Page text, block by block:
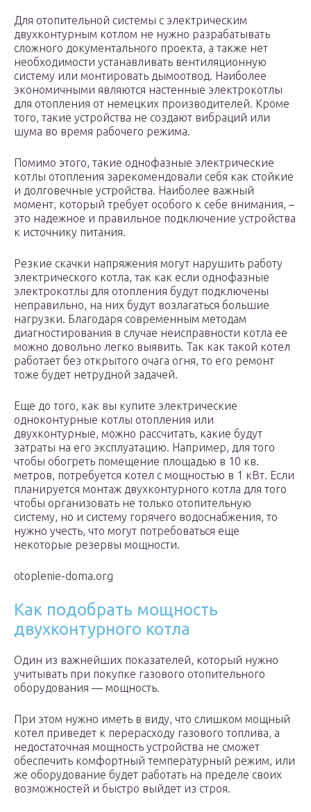
Для отопительной системы с электрическим
двухконтурным котлом не нужно разрабатывать
сложного документального проекта, а также нет
необходимости устанавливать вентиляционную
систему или монтировать дымоотвод. Наиболее
экономичными являются настенные электрокотлы
для отопления от немецких производителей. Кроме
того, такие устройства не создают вибраций или
шума во время рабочего режима.
Помимо этого, такие однофазные электрические
котлы отопления зарекомендовали себя как стойкие
и долговечные устройства. Наиболее важный
момент, который требует особого к себе внимания, –
это надежное и правильное подключение устройства
к источнику питания.
Резкие скачки напряжения могут нарушить работу
электрического котла, так как если однофазные
электрокотлы для отопления будут подключены
неправильно, на них будут возлагаться большие
нагрузки. Благодаря современным методам
диагностирования в случае неисправности котла ее
можно довольно легко выявить. Так как такой котел
работает без открытого очага огня, то его ремонт
тоже будет нетрудной задачей.
Еще до того, как вы купите электрические
одноконтурные котлы отопления или
двухконтурные, можно рассчитать, какие будут
затраты на его эксплуатацию. Например, для того
чтобы обогреть помещение площадью в 10 кв.
метров, потребуется котел с мощностью в 1 кВт. Если
планируется монтаж двухконтурного котла для того
чтобы организовать не только отопительную
систему, но и систему горячего водоснабжения, то
нужно учесть, что могут потребоваться еще
некоторые резервы мощности.
otoplenie-doma.org
Как подобрать мощность
двухконтурного котла
Один из важнейших показателей, который нужно
учитывать при покупке газового отопительного
оборудования — мощность.
При этом нужно иметь в виду, что слишком мощный
котел приведет к перерасходу газового топлива, а
недостаточная мощность устройства не сможет
обеспечить комфортный температурный режим, или
же оборудование будет работать на пределе своих
возможностей и быстро выйдет из строя.